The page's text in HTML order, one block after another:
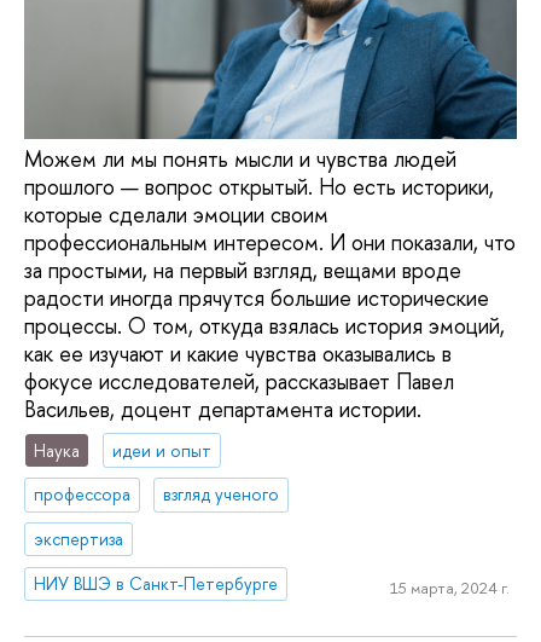
Можем ли мы понять мысли и чувства людей
прошлого — вопрос открытый. Но есть историки,
которые сделали эмоции своим
профессиональным интересом. И они показали, что
за простыми, на первый взгляд, вещами вроде
радости иногда прячутся большие исторические
процессы. О том, откуда взялась история эмоций,
как ее изучают и какие чувства оказывались в
фокусе исследователей, рассказывает Павел
Васильев, доцент департамента истории.
Наука
идеи и опыт
профессора
взгляд ученого
экспертиза
НИУ ВШЭ в Санкт-Петербурге
15 марта, 2024 г.